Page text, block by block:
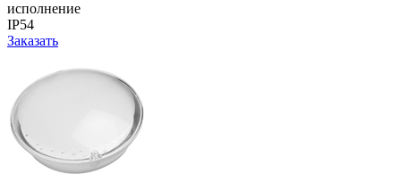
исполнение
IP54
Заказать